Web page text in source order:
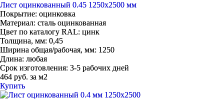
Лист оцинкованный 0.45 1250х2500 мм
Покрытие: оцинковка
Материал: сталь оцинкованная
Цвет по каталогу RAL: цинк
Толщина, мм: 0,45
Ширина общая/рабочая, мм: 1250
Длина: любая
Срок изготовления: 3-5 рабочих дней
464 руб. за м2
Купить